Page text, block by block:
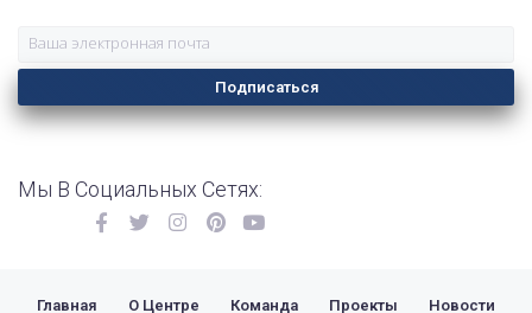
Подписаться
Мы В Социальных Сетях:
Главная О Центре Команда Проекты Новости